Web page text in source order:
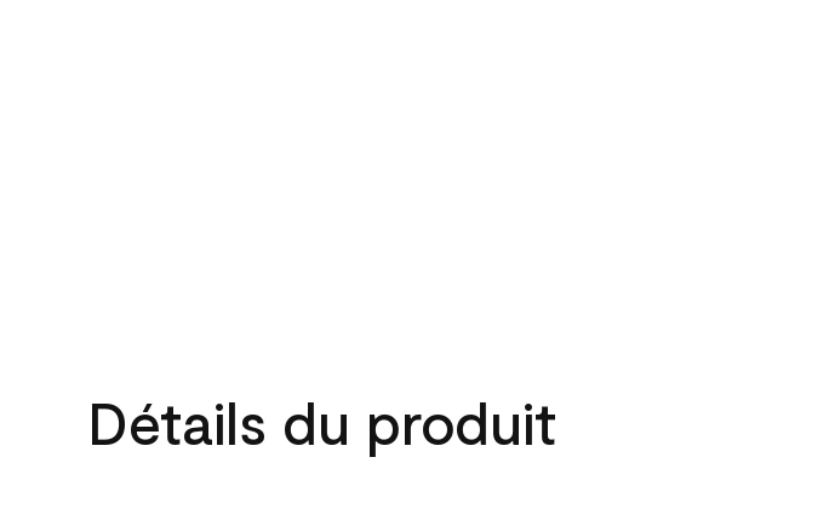
Détails du produit